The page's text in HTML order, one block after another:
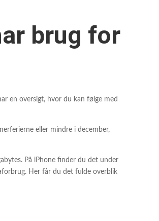
brug for
en oversigt, hvor du kan følge med
eller mindre i december,
På iPhone finder du det under
Her får du det fulde overblik